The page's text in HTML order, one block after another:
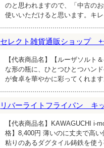
のと思われますので、「中古の
使いいただけると思います。キ
セレクト雑貨通販ショップ
【代表商品名】【ルーザソルト
な形の瓶に、ひとつひとつハン
が食卓を華やかに彩ってくれます
リバーライトフライパン キ
【代表商品名】KAWAGUCHI
格】8,400円 薄いのに丈夫で高
粘りのあるダグタイル鋳鉄を使